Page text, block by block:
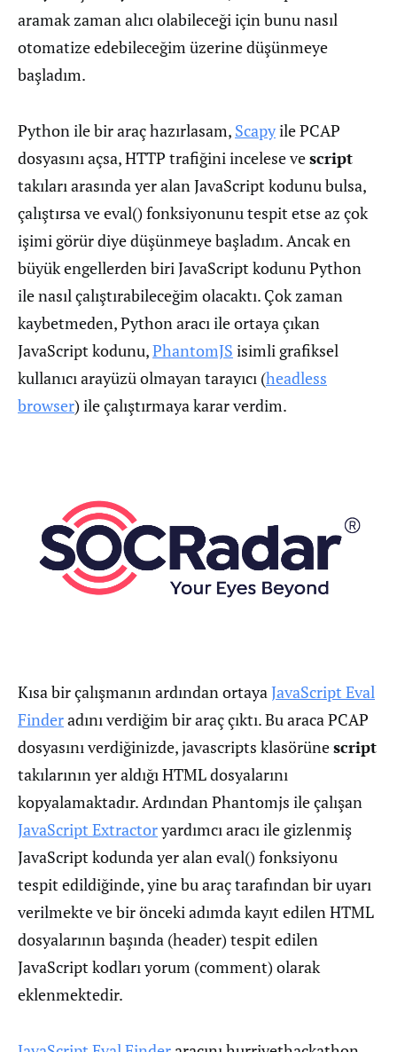
aramak zaman alıcı olabileceği için bunu nasıl
otomatize edebileceğim üzerine düşünmeye
başladım.
Python ile bir araç hazırlasam, Scapyile PCAP
dosyasını açsa, HTTP trafiğini incelese vescript
takıları arasında yer alan JavaScript kodunu bulsa,
çalıştırsa ve eval() fonksiyonunu tespit etse az çok
işimi görür diye düşünmeye başladım. Ancak en
büyük engellerden biri JavaScript kodunu Python
ile nasıl çalıştırabileceğim olacaktı. Çok zaman
kaybetmeden, Python aracı ile ortaya çıkan
JavaScript kodunu,PhantomJS isimli grafiksel
kullanıcı arayüzü olmayan tarayıcı (headless
browser) ile çalıştırmaya karar verdim.
Kısa bir çalışmanın ardından ortayaJavaScript Eval
Finderadını verdiğim bir araç çıktı. Bu araca PCAP
dosyasını verdiğinizde, javascripts klasörünescript
takılarının yer aldığı HTML dosyalarını
kopyalamaktadır. Ardından Phantomjs ile çalışan
JavaScript Extractoryardımcı aracı ile gizlenmiş
JavaScript kodunda yer alan eval() fonksiyonu
tespit edildiğinde, yine bu araç tarafından bir uyarı
verilmekte ve bir önceki adımda kayıt edilen HTML
dosyalarının başında (header) tespit edilen
JavaScript kodları yorum (comment) olarak
eklenmektedir.